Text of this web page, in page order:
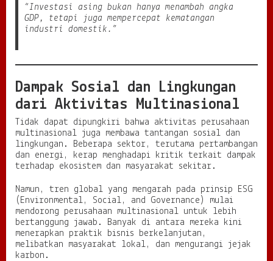
“Investasi asing bukan hanya menambah angka
GDP, tetapi juga mempercepat kematangan
industri domestik.”
Dampak Sosial dan Lingkungan
dari Aktivitas Multinasional
Tidak dapat dipungkiri bahwa aktivitas perusahaan
multinasional juga membawa tantangan sosial dan
lingkungan. Beberapa sektor, terutama pertambangan
dan energi, kerap menghadapi kritik terkait dampak
terhadap ekosistem dan masyarakat sekitar.
Namun, tren global yang mengarah pada prinsip ESG
(Environmental, Social, and Governance) mulai
mendorong perusahaan multinasional untuk lebih
bertanggung jawab. Banyak di antara mereka kini
menerapkan praktik bisnis berkelanjutan,
melibatkan masyarakat lokal, dan mengurangi jejak
karbon.